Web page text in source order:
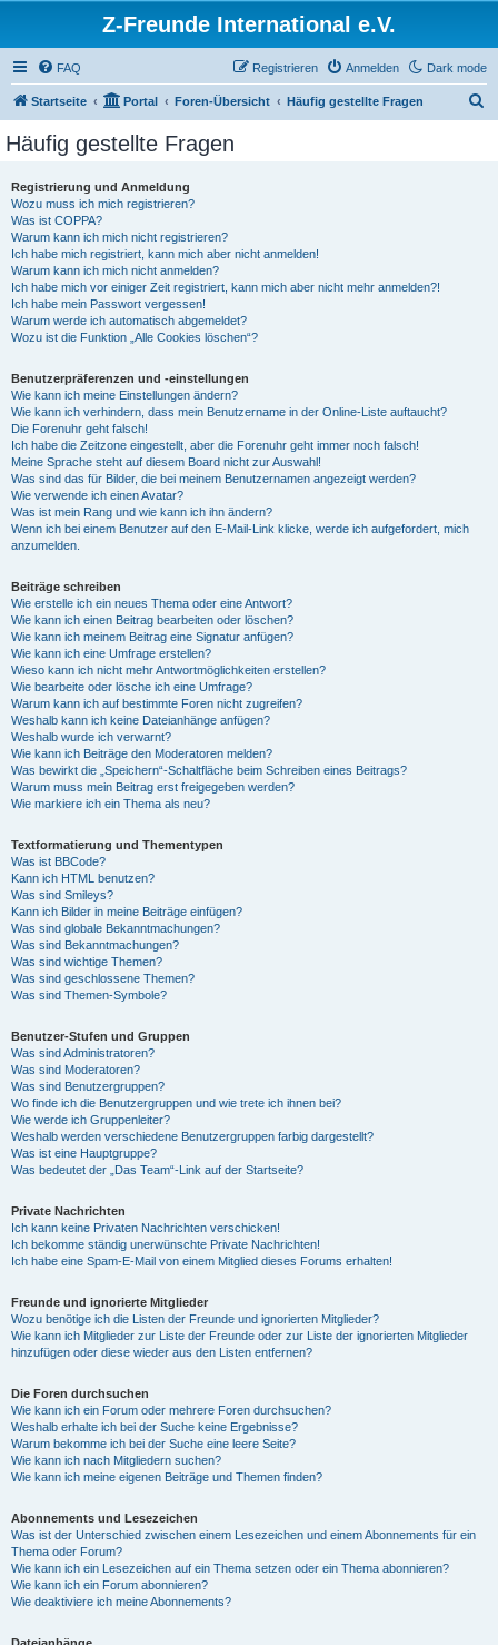
Z-Freunde International e.V.
Dark mode
FAQ Anmelden
Registrieren
Startseite Portal Foren-Übersicht Häufig gestellte Fragen
Häufig gestellte Fragen
Registrierung und Anmeldung
Wozu muss ich mich registrieren?
Was ist COPPA?
Warum kann ich mich nicht registrieren?
Ich habe mich registriert, kann mich aber nicht anmelden!
Warum kann ich mich nicht anmelden?
Ich habe mich vor einiger Zeit registriert, kann mich aber nicht mehr anmelden?!
Ich habe mein Passwort vergessen!
Warum werde ich automatisch abgemeldet?
Wozu ist die Funktion „Alle Cookies löschen“?
Benutzerpräferenzen und -einstellungen
Wie kann ich meine Einstellungen ändern?
Wie kann ich verhindern, dass mein Benutzername in der Online-Liste auftaucht?
Die Forenuhr geht falsch!
Ich habe die Zeitzone eingestellt, aber die Forenuhr geht immer noch falsch!
Meine Sprache steht auf diesem Board nicht zur Auswahl!
Was sind das für Bilder, die bei meinem Benutzernamen angezeigt werden?
Wie verwende ich einen Avatar?
Was ist mein Rang und wie kann ich ihn ändern?
Wenn ich bei einem Benutzer auf den E-Mail-Link klicke, werde ich aufgefordert, mich
anzumelden.
Beiträge schreiben
Wie erstelle ich ein neues Thema oder eine Antwort?
Wie kann ich einen Beitrag bearbeiten oder löschen?
Wie kann ich meinem Beitrag eine Signatur anfügen?
Wie kann ich eine Umfrage erstellen?
Wieso kann ich nicht mehr Antwortmöglichkeiten erstellen?
Wie bearbeite oder lösche ich eine Umfrage?
Warum kann ich auf bestimmte Foren nicht zugreifen?
Weshalb kann ich keine Dateianhänge anfügen?
Weshalb wurde ich verwarnt?
Wie kann ich Beiträge den Moderatoren melden?
Was bewirkt die „Speichern“-Schaltfläche beim Schreiben eines Beitrags?
Warum muss mein Beitrag erst freigegeben werden?
Wie markiere ich ein Thema als neu?
Textformatierung und Thementypen
Was ist BBCode?
Kann ich HTML benutzen?
Was sind Smileys?
Kann ich Bilder in meine Beiträge einfügen?
Was sind globale Bekanntmachungen?
Was sind Bekanntmachungen?
Was sind wichtige Themen?
Was sind geschlossene Themen?
Was sind Themen-Symbole?
Benutzer-Stufen und Gruppen
Was sind Administratoren?
Was sind Moderatoren?
Was sind Benutzergruppen?
Wo finde ich die Benutzergruppen und wie trete ich ihnen bei?
Wie werde ich Gruppenleiter?
Weshalb werden verschiedene Benutzergruppen farbig dargestellt?
Was ist eine Hauptgruppe?
Was bedeutet der „Das Team“-Link auf der Startseite?
Private Nachrichten
Ich kann keine Privaten Nachrichten verschicken!
Ich bekomme ständig unerwünschte Private Nachrichten!
Ich habe eine Spam-E-Mail von einem Mitglied dieses Forums erhalten!
Freunde und ignorierte Mitglieder
Wozu benötige ich die Listen der Freunde und ignorierten Mitglieder?
Wie kann ich Mitglieder zur Liste der Freunde oder zur Liste der ignorierten Mitglieder
hinzufügen oder diese wieder aus den Listen entfernen?
Die Foren durchsuchen
Wie kann ich ein Forum oder mehrere Foren durchsuchen?
Weshalb erhalte ich bei der Suche keine Ergebnisse?
Warum bekomme ich bei der Suche eine leere Seite?
Wie kann ich nach Mitgliedern suchen?
Wie kann ich meine eigenen Beiträge und Themen finden?
Abonnements und Lesezeichen
Was ist der Unterschied zwischen einem Lesezeichen und einem Abonnements für ein
Thema oder Forum?
Wie kann ich ein Lesezeichen auf ein Thema setzen oder ein Thema abonnieren?
Wie kann ich ein Forum abonnieren?
Wie deaktiviere ich meine Abonnements?